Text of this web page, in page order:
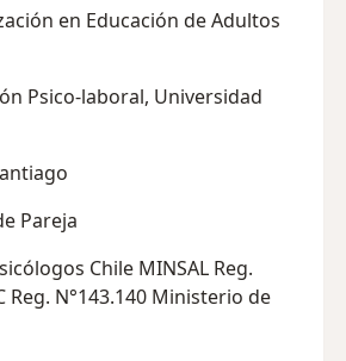
en Educación de Adultos
Psico-laboral, Universidad
Pareja
Chile MINSAL Reg.
Reg. N°143.140 Ministerio de